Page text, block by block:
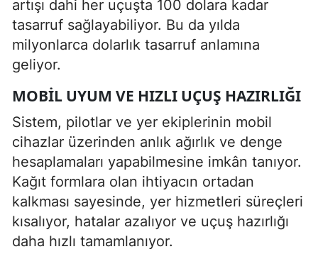
artışı dahi her uçuşta 100 dolara kadar
tasarruf sağlayabiliyor. Bu da yılda
milyonlarca dolarlık tasarruf anlamına
geliyor.
MOBIL UYUM VE HIZLI UÇUŞ HAZIRLIĞI
Sistem, pilotlar ve yer ekiplerinin mobil
cihazlar üzerinden anlık ağırlık ve denge
hesaplamaları yapabilmesine imkân tanıyor.
Kağıt formlara olan ihtiyacın ortadan
kalkması sayesinde, yer hizmetleri süreçleri
kısalıyor, hatalar azalıyor ve uçuş hazırlığı
daha hızlı tamamlanıyor.